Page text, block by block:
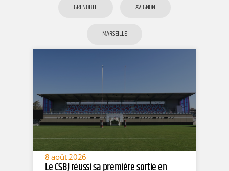
GRENOBLE AVIGNON
MARSEILLE
8 août 2026
Le CSBJ réussi sa première sortie en